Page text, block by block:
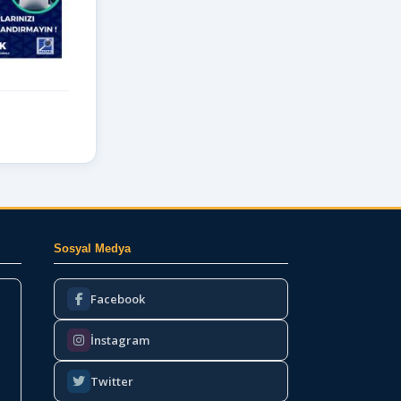
Sosyal Medya
Facebook
İnstagram
Twitter